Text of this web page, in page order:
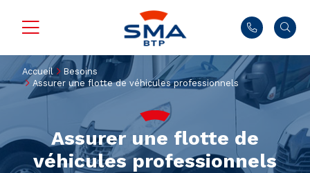
Accueil
Besoins
Assurer une flotte de véhicules professionnels
Assurer une flotte de
véhicules professionnels